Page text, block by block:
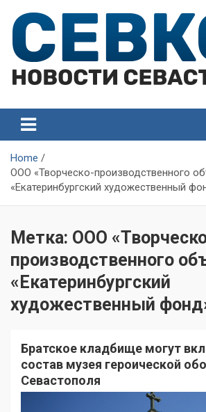
content
Севастополя
Севастополя
Home
ООО «Творческо-производственного
«Екатеринбургский художественный
Метка: ООО
производственного
«Екатеринбургский
художественный
Братское кладбище могут
состав музея героической
Севастополя